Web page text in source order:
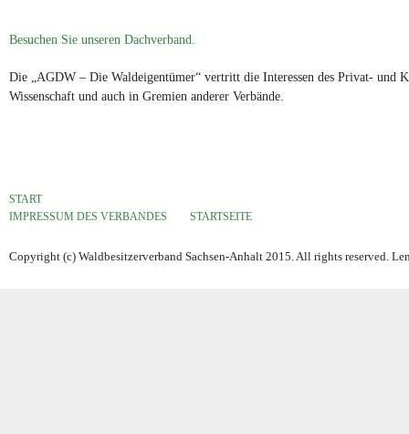
Besuchen Sie unseren Dachverband.
Die „AGDW – Die Waldeigentümer“ vertritt die Interessen des Privat- und
Wissenschaft und auch in Gremien anderer Verbände.
START
IMPRESSUM DES VERBANDES
STARTSEITE
Copyright (c) Waldbesitzerverband Sachsen-Anhalt 2015. All rights reserved.